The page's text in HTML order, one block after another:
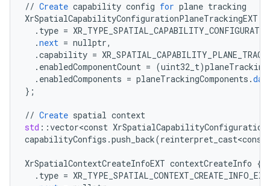
// Create capability config for plane tracking
XrSpatialCapabilityConfigurationPlaneTrackingEXT
. type =
.next = nullptr,
.capability =
. enabledComponentCount = (uint32_t)
. enabledComponents = planeTrackingComponents .
} ;
// Create spatial context
std : :vector<const
capabilityConfigs .push_back(reinterpret_cast<const
XrSpatialContextCreateInfoEXT contextCreateInfo {
. type = XR_TYPE_SPATIAL_CONTEXT_CREATE_INFO_EXT